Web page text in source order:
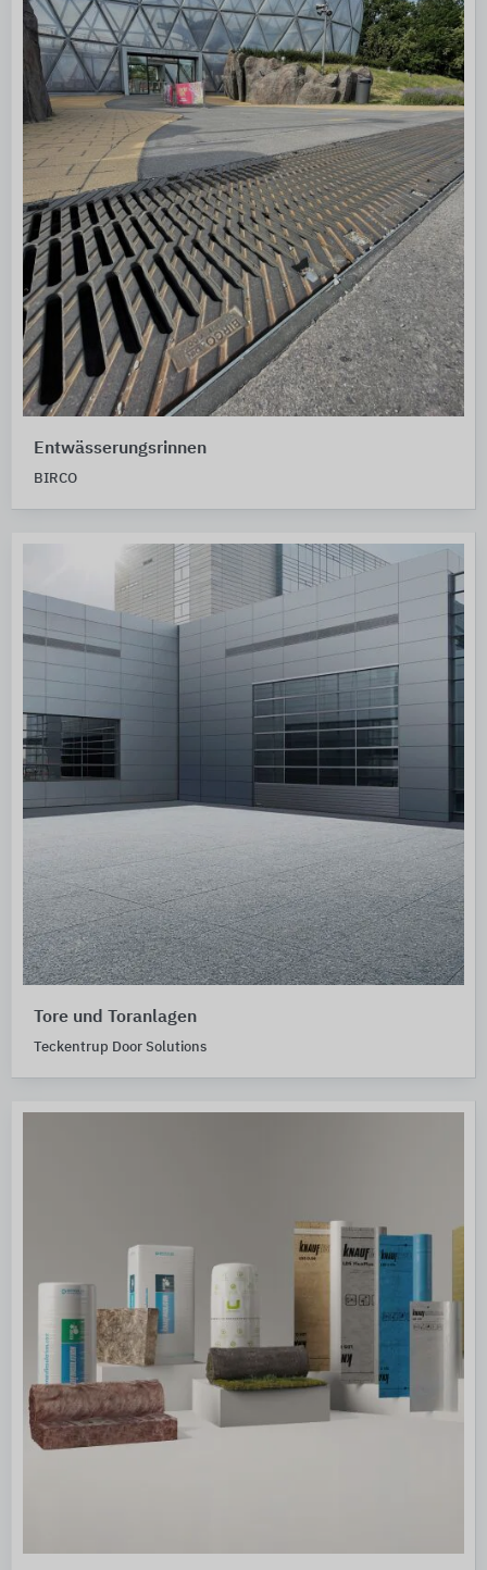
Entwässerungsrinnen
BIRCO
Tore und Toranlagen
Teckentrup Door Solutions